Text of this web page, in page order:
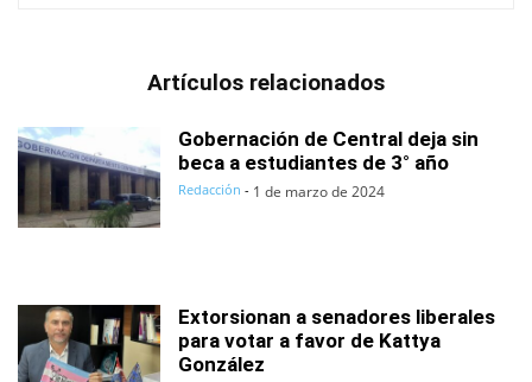
Artículos relacionados
Gobernación de Central deja sin
beca a estudiantes de 3° año
Redacción - 1 de marzo de 2024
Extorsionan a senadores liberales
para votar a favor de Kattya
González